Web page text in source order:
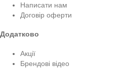
Написати нам
Договір оферти
Додатково
Акції
Брендові відео